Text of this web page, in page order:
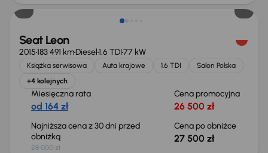
Seat Leon
2015183 491 kmDiesel1.6 TDI77 kW
Książka serwisowa Auta krajowe 1.6 TDI
Salon Polska
+4 kolejnych
Miesięczna rata
od 164 zł
Cena promocyjna
26 500 zł
Najniższa cena z 30 dni przed
obniżką
28 000 zł
Cena po obniżce
27 500 zł